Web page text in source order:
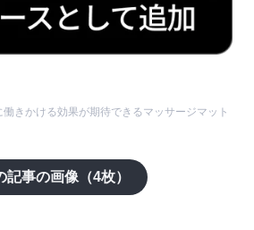
きかける効果が期待できるマッサージマット
記事の画像（4枚）